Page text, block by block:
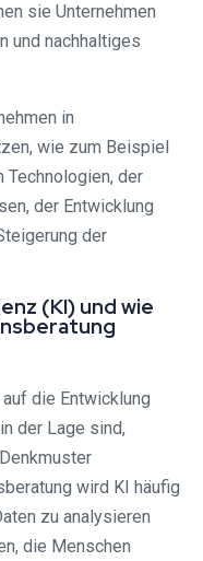
sie Unternehmen
und nachhaltiges
in
wie zum Beispiel
Technologien, der
der Entwicklung
der
(KI) und wie
die Entwicklung
der Lage sind,
wird KI häufig
zu analysieren
die Menschen